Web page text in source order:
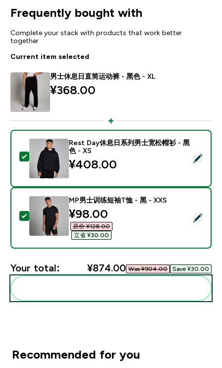
Frequently bought with
Complete your stack with products that work better
together
Current item selected
男士休息日直筒运动裤 - 黑色 - XL
¥368.00‎
Select this product - Rest Day休息日系列男士宽松帽
Rest Day休息日系列男士宽松帽衫 - 黑
色 - XS
¥408.00‎
Select this product - MP男士训练短袖T恤 - 黑 - XXS
MP男士训练短袖T恤 - 黑 - XXS
discounted price
¥98.00‎
原价 ¥128.00‎
立省 ¥30.00‎
Your total: ¥874.00‎ Was ¥904.00‎ Save ¥30.00‎
Recommended for you